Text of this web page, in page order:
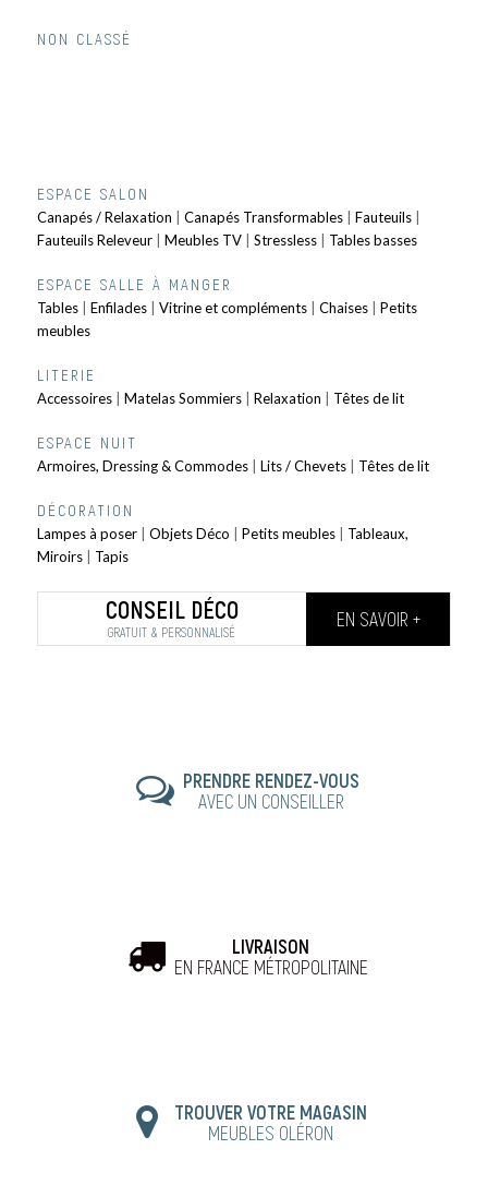
NON CLASSÉ
ESPACE SALON
Canapés / Relaxation Canapés Transformables| Fauteuils|
Fauteuils Releveur| Meubles TV| Stressless| Tables basses
ESPACE SALLE À MANGER
Tables| Enfilades| Vitrine et compléments| Chaises| Petits
meubles
LITERIE
Accessoires| Matelas Sommiers| Relaxation Têtes de lit
ESPACE NUIT
Armoires, Dressing & Commodes| Lits / Chevets| Têtes de lit
DÉCORATION
Lampes à poser| Objets Déco Petits meubles| Tableaux,
Miroirs| Tapis
CONSEIL DÉCO
GRATUIT & PERSONNALISÉ
EN SAVOIR +
PRENDRE RENDEZ-VOUS
AVEC UN CONSEILLER
LIVRAISON
EN FRANCE MÉTROPOLITAINE
TROUVER VOTRE MAGASIN
MEUBLES OLÉRON